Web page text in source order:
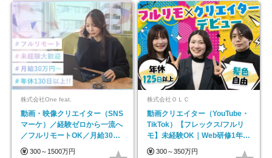
株式会社One feat.
動画・映像クリエイター（SNS
マーケ）／経験ゼロから一流へ
／フルリモートOK／月給30万
円～／年休130日以上
300～1500万円
株式会社ＯＬＣ
動画クリエイター（YouTube・
TikTok）【フレックス/フルリ
モ】未経験OK｜Web研修1年間
｜副業OK
300～350万円